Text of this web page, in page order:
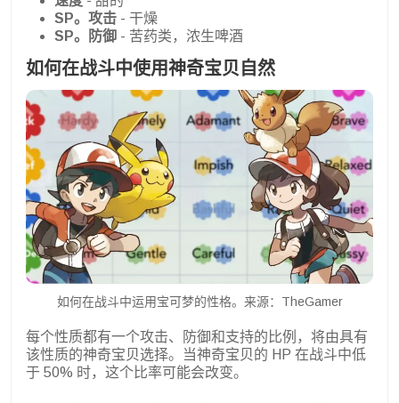
SP。攻击 - 干燥
SP。防御 - 苦药类，浓生啤酒
如何在战斗中使用神奇宝贝自然
如何在战斗中运用宝可梦的性格。来源：TheGamer
每个性质都有一个攻击、防御和支持的比例，将由具有
该性质的神奇宝贝选择。当神奇宝贝的 HP 在战斗中低
于 50% 时，这个比率可能会改变。